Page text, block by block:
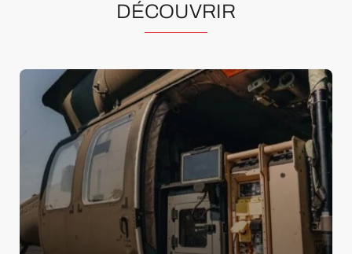
DÉCOUVRIR